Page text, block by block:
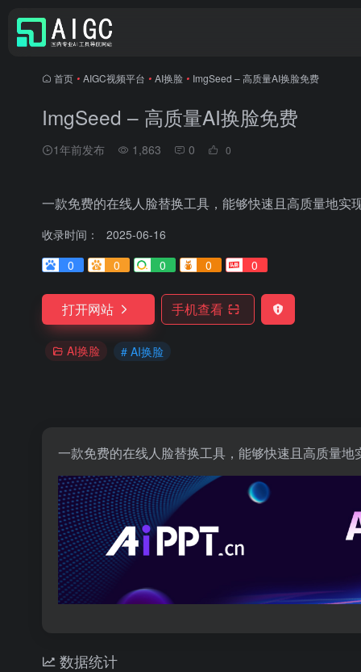
首页 • AIGC视频平台 • AI换脸 • ImgSeed – 高质量AI换脸免费
ImgSeed – 高质量AI换脸免费
1年前发布 1,863 0 0
一款免费的在线人脸替换工具，能够快速且高质量地实
收录时间：
2025-06-16
0
0 0 0 0
打开网站 手机查看
AI换脸 # AI换脸
一款免费的在线人脸替换工具，能够快速且高质量地
数据统计